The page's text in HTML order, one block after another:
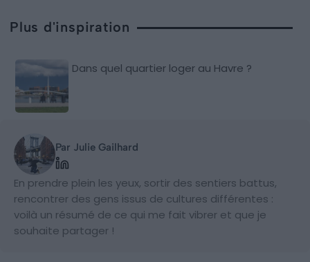
Plus d'inspiration
Dans quel quartier loger au Havre ?
Par Julie Gailhard
En prendre plein les yeux, sortir des sentiers battus,
rencontrer des gens issus de cultures différentes :
voilà un résumé de ce qui me fait vibrer et que je
souhaite partager !